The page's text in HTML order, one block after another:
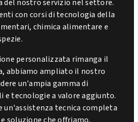
del nostro servizio nel settore.
con corsi di tecnologia della
chimica alimentare e
personalizzata rimanga il
abbiamo ampliato il nostro
un'ampia gamma di
e tecnologie a valore aggiunto.
un'assistenza tecnica completa